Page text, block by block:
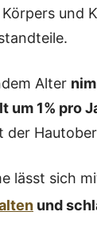
und
Alter
um 1% pro
der
lässt sich
und